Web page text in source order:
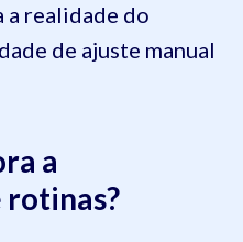
a realidade do
de ajuste manual
a
rotinas?